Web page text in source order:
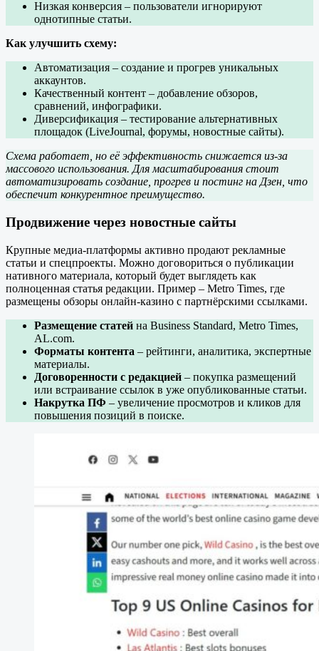
Низкая конверсия – пользователи игнорируют
однотипные статьи.
Как улучшить схему:
Автоматизация – создание и прогрев уникальных
аккаунтов.
Качественный контент – добавление обзоров,
сравнений, инфографики.
Диверсификация – тестирование альтернативных
площадок (LiveJournal, форумы, новостные сайты).
Схема работает, но её эффективность снижается из-за
массового использования. Для масштабирования стоит
автоматизировать создание, прогрев и постинг на Дзен, что
обеспечит конкурентное преимущество.
Продвижение через новостные сайты
Крупные медиа-платформы активно продают рекламные
статьи и спецпроекты. Можно договориться о публикации
нативного материала, который будет выглядеть как
полноценная статья редакции. Пример – Metro Times, где
размещены обзоры онлайн-казино с партнёрскими ссылками.
Размещение статей на Business Standard, Metro Times,
AL.com.
Форматы контента – рейтинги, аналитика, экспертные
материалы.
Договоренности с редакцией – покупка размещений
или встраивание ссылок в уже опубликованные статьи.
Накрутка ПФ – увеличение просмотров и кликов для
повышения позиций в поиске.